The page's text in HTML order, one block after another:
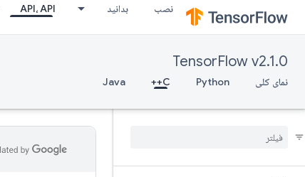
نصب بدانید API، API
TensorFlow v2.1.0
نمای کلی Python
C++
Java